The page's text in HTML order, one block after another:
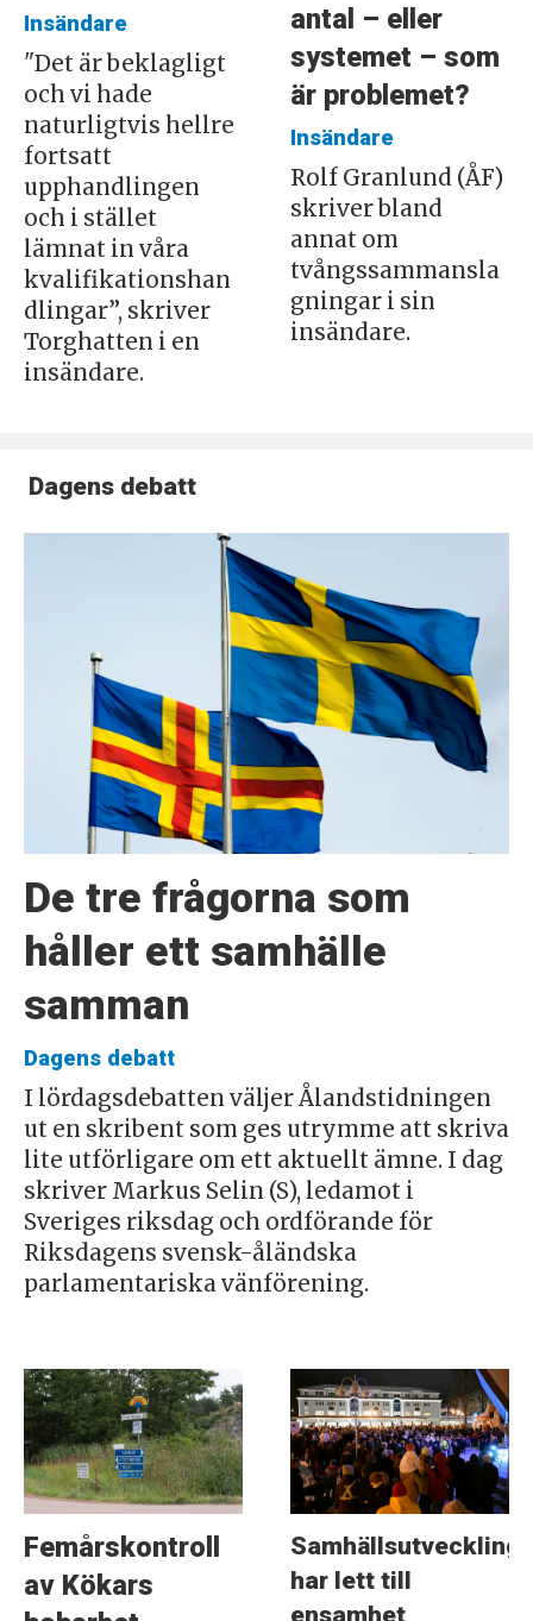
Insändare
"Det är beklagligt
och vi hade
naturligtvis hellre
fortsatt
upphandlingen
och i stället
lämnat in våra
kvalifikationshan
dlingar”, skriver
Torghatten i en
insändare.
antal – eller
systemet – som
är problemet?
Insändare
Rolf Granlund (ÅF)
skriver bland
annat om
tvångssammansla
gningar i sin
insändare.
Dagens debatt
De tre frågorna som
håller ett samhälle
samman
Dagens debatt
I lördagsdebatten väljer Ålandstidningen
ut en skribent som ges utrymme att skriva
lite utförligare om ett aktuellt ämne. I dag
skriver Markus Selin (S), ledamot i
Sveriges riksdag och ordförande för
Riksdagens svensk-åländska
parlamentariska vänförening.
Femårskontroll
av Kökars
Samhällsutveckling
har lett till
ensamhet